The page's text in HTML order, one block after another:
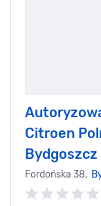
Citroen
Bydgoszcz
Fordońska 38,